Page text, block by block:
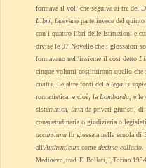
formava il vol. che seguiva ai tre del
Libri, facevano parte invece del
con i quattro libri delle Istituzioni e
divise le 97 Novelle che i glossatori
formavano nell'insieme il così detto
cinque volumi costituirono quello
civilis. Le altre fonti della legalis
romanistica: e cioè, la Lombarda, e le
sistematica, fatta da privati giuristi,
consuetudinaria o giudiziaria o
accursiana fu glossata nella scuola di
all'Authenticum come decima collatio.
Medioevo, trad. E. Bollati, I, Torino